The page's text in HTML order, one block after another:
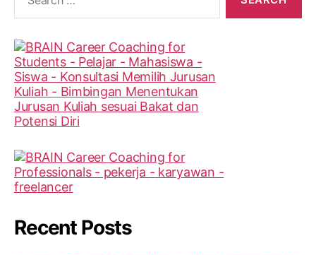
Recent Posts